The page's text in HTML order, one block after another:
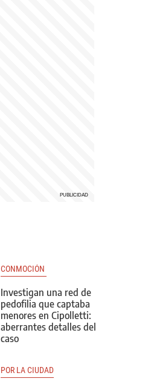
CONMOCIÓN
Investigan una red de
pedofilia que captaba
menores en Cipolletti:
aberrantes detalles del
caso
POR LA CIUDAD